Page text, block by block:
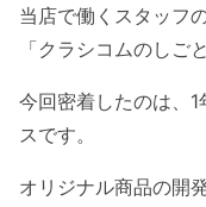
当店で働くスタッフ
「クラシコムのしごと
今回密着したのは、
スです。
オリジナル商品の開